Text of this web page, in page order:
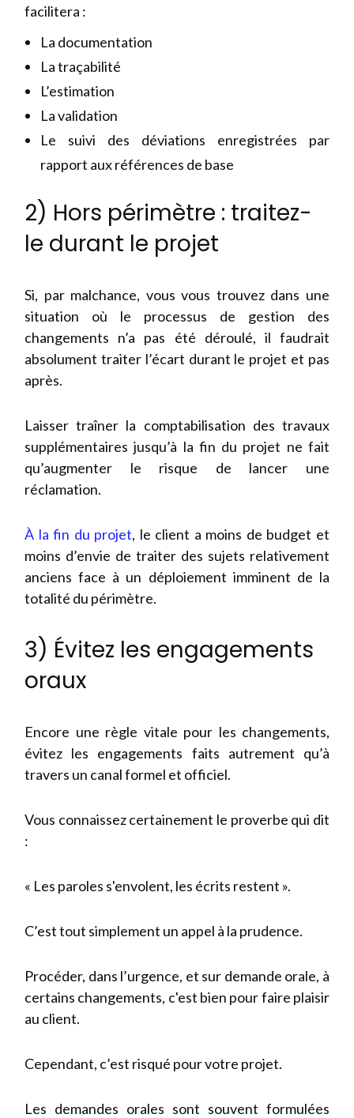
facilitera :
La documentation
La traçabilité
L’estimation
La validation
Le suivi des déviations enregistrées par
rapport aux références de base
2) Hors périmètre : traitez-
le durant le projet
Si, par malchance, vous vous trouvez dans une
situation où le processus de gestion des
changements n’a pas été déroulé, il faudrait
absolument traiter l’écart durant le projet et pas
après.
Laisser traîner la comptabilisation des travaux
supplémentaires jusqu’à la fin du projet ne fait
qu’augmenter le risque de lancer une
réclamation.
À la fin du projet, le client a moins de budget et
moins d’envie de traiter des sujets relativement
anciens face à un déploiement imminent de la
totalité du périmètre.
3) Évitez les engagements
oraux
Encore une règle vitale pour les changements,
évitez les engagements faits autrement qu’à
travers un canal formel et officiel.
Vous connaissez certainement le proverbe qui dit
:
« Les paroles s'envolent, les écrits restent ».
C’est tout simplement un appel à la prudence.
Procéder, dans l’urgence, et sur demande orale, à
certains changements, c'est bien pour faire plaisir
au client.
Cependant, c’est risqué pour votre projet.
Les demandes orales sont souvent formulées